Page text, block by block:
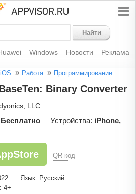
Найти
Windows Новости Реклама
» Работа » Программирование
Binary Converter
LLC
Бесплатно Устройства: iPhone,
QR-код
Язык: Русский
4+